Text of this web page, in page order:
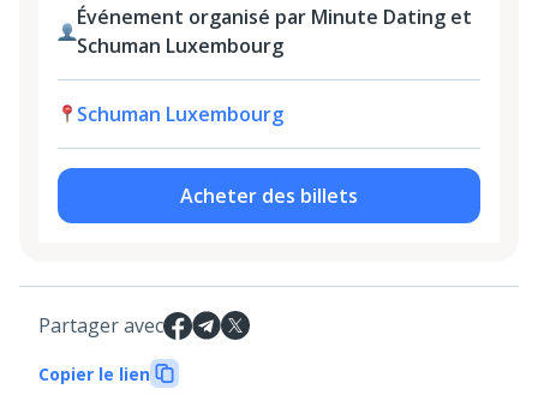
Événement organisé par Minute Dating et
Schuman Luxembourg
Schuman Luxembourg
Acheter des billets
Partager avec
Copier le lien